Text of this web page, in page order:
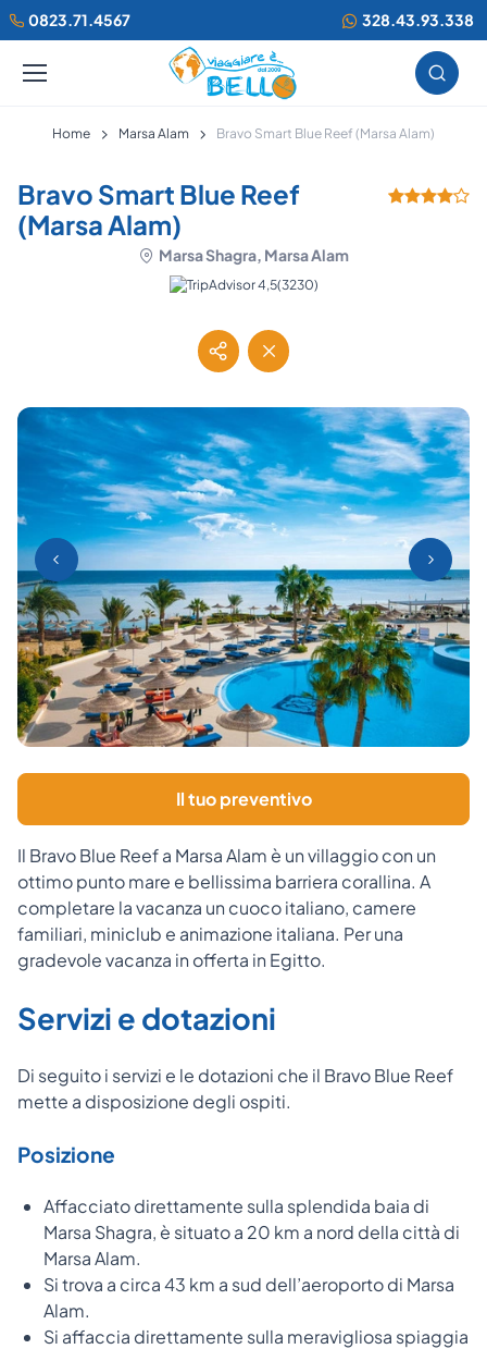
0823.71.4567 328.43.93.338
Home Marsa Alam Bravo Smart Blue Reef (Marsa Alam)
Bravo Smart Blue Reef
(Marsa Alam)
Marsa Shagra, Marsa Alam
(3230)
Il tuo preventivo
Il Bravo Blue Reef a Marsa Alam è un villaggio con un
ottimo punto mare e bellissima barriera corallina. A
completare la vacanza un cuoco italiano, camere
familiari, miniclub e animazione italiana. Per una
gradevole vacanza in offerta in Egitto.
Servizi e dotazioni
Di seguito i servizi e le dotazioni che il Bravo Blue Reef
mette a disposizione degli ospiti.
Posizione
Affacciato direttamente sulla splendida baia di
Marsa Shagra, è situato a 20 km a nord della città di
Marsa Alam.
Si trova a circa 43 km a sud dell’aeroporto di Marsa
Alam.
Si affaccia direttamente sulla meravigliosa spiaggia